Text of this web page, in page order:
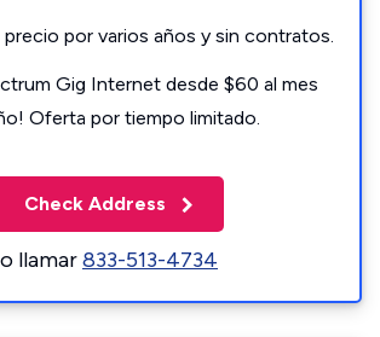
precio por varios años y sin contratos.
Gig Internet desde $60 al mes
Oferta por tiempo limitado.
Check Address
o llamar833-513-4734